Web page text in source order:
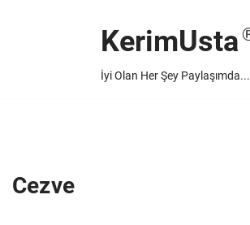
KerimUsta
İyi Olan Her Şey Paylaşımda...
Cezve